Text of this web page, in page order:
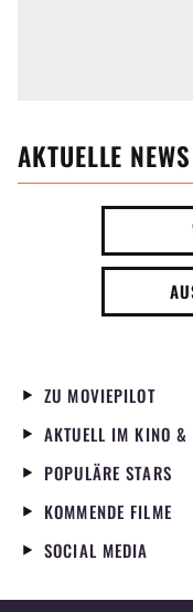
AKTUELLE NEWS
ZU MOVIEPILOT
AKTUELL IM KINO &
POPULÄRE STARS
KOMMENDE FILME
SOCIAL MEDIA